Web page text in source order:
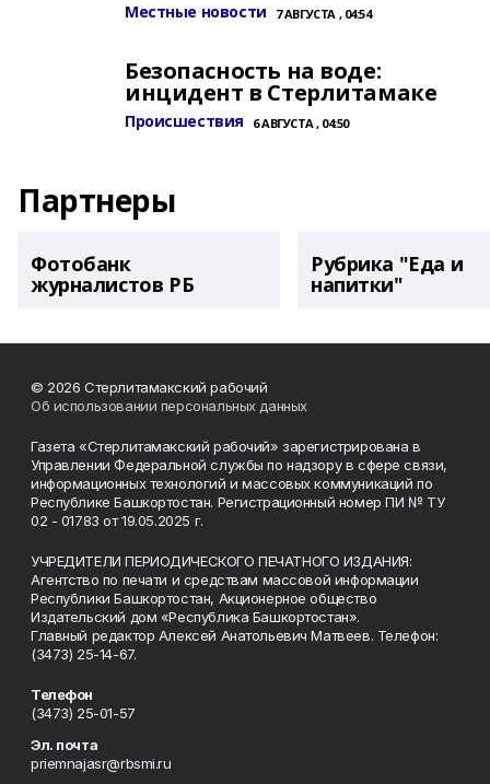
Местные новости 7 АВГУСТА , 04:54
Безопасность на воде:
инцидент в Стерлитамаке
Происшествия 6 АВГУСТА , 04:50
Партнеры
Фотобанк
журналистов РБ
Рубрика "Еда и
напитки"
© 2026 Стерлитамакский рабочий
Об использовании персональных данных
Газета «Стерлитамакский рабочий» зарегистрирована в
Управлении Федеральной службы по надзору в сфере связи,
информационных технологий и массовых коммуникаций по
Республике Башкортостан. Регистрационный номер ПИ № ТУ
02 - 01783 от 19.05.2025 г.
УЧРЕДИТЕЛИ ПЕРИОДИЧЕСКОГО ПЕЧАТНОГО ИЗДАНИЯ:
Агентство по печати и средствам массовой информации
Республики Башкортостан, Акционерное общество
Издательский дом «Республика Башкортостан».
Главный редактор Алексей Анатольевич Матвеев. Телефон:
(3473) 25-14-67.
Телефон
(3473) 25-01-57
Эл. почта
priemnajasr@rbsmi.ru